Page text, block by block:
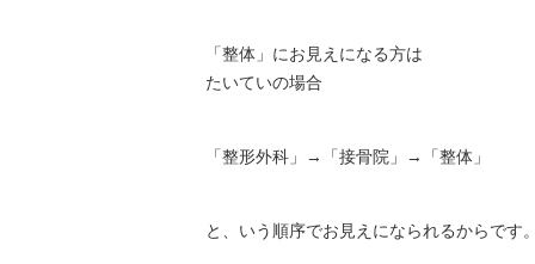
「整体」にお見えになる方は
たいていの場合
「整形外科」→「接骨院」→「整体」
と、いう順序でお見えになられるからです。